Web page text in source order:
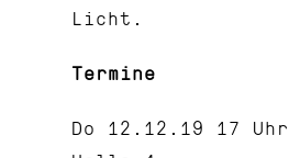
Licht.
Termine
Do 12.12.19 17 Uhr